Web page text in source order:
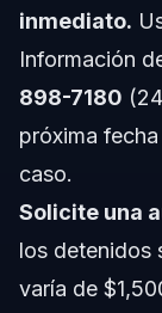
inmediato.
Información
898-7180
próxima
caso.
Solicite una
los detenidos
varía de